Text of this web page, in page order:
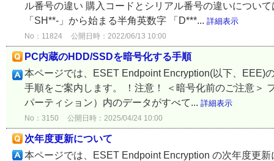
ル番号の違い 購入コードとシリアル番号の違いについ
「SH**-」から始まる半角英数字 「D***... 詳細表示
No：11824 公開日時：2022/06/13 10:00
PC内蔵のHDD/SSDを暗号化する手順
本ページでは、ESET Endpoint Encryption(以下、EEE)
手順をご案内します。 ！注意！ ＜暗号化前のご注意＞
パーティション）内のデータがすべて... 詳細表示
No：3150 公開日時：2025/04/24 10:00
次年度更新について
本ページでは、ESET Endpoint Encryption の次年度更